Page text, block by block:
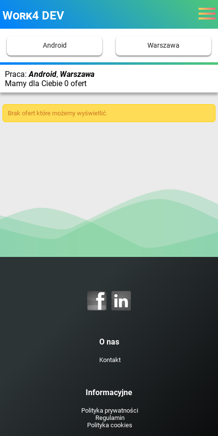
Work4 DEV
Android Warszawa
Praca: Android, Warszawa
Mamy dla Ciebie 0 ofert
Brak ofert które możemy wyświetlić.
O nas
Kontakt
Informacyjne
Polityka prywatności
Regulamin
Polityka cookies